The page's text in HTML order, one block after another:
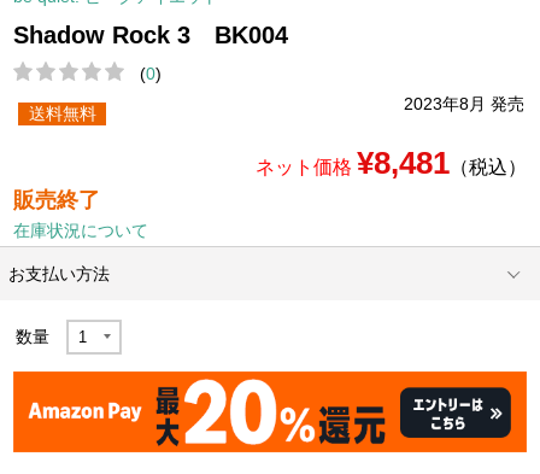
Shadow Rock 3 BK004
(0)
2023年8月 発売
送料無料
ネット価格 ¥8,481（税込）
販売終了
在庫状況について
お支払い方法
数量